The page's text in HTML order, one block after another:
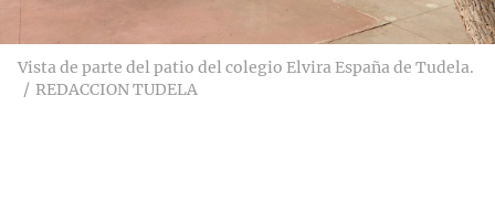
Vista de parte del patio del colegio Elvira España de Tudela.
REDACCION TUDELA